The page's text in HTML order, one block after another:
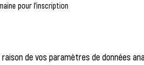
pour l'inscription
raison de vos paramètres de données